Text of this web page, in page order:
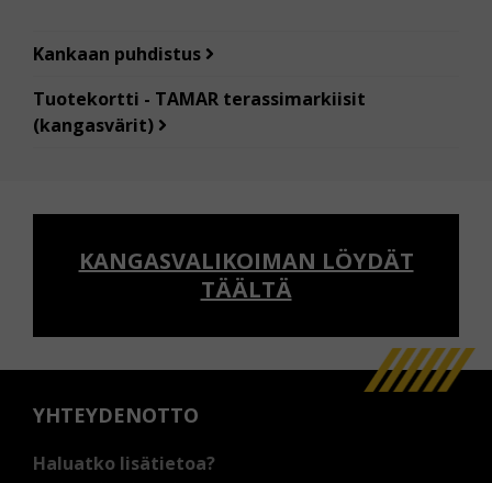
Kankaan puhdistus
Tuotekortti - TAMAR terassimarkiisit
(kangasvärit)
KANGASVALIKOIMAN LÖYDÄT
TÄÄLTÄ
YHTEYDENOTTO
Haluatko lisätietoa?